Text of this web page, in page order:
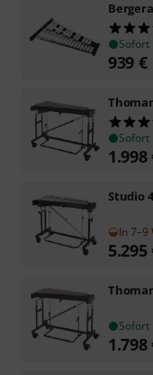
939 €
1.998
Studio
In
5.295
1.798